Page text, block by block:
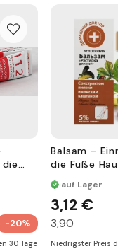
die Haut vor den
zu
Elastizität,
-20%
30 Tage
Balsam -
die Füße
venotonisch,
auf Lager
3,12 €
3,90
Niedrigster Preis